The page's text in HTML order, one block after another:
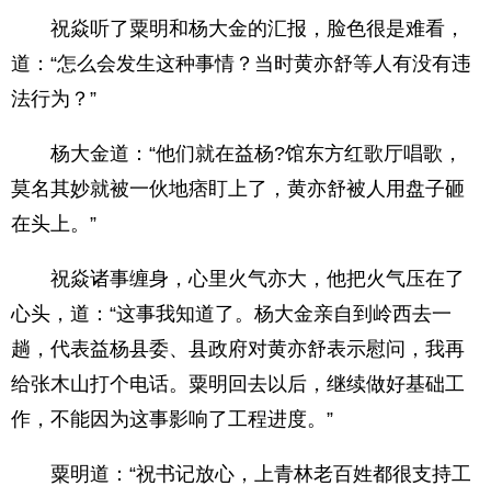
祝焱听了粟明和杨大金的汇报，脸色很是难看，
道：“怎么会发生这种事情？当时黄亦舒等人有没有违
法行为？”
杨大金道：“他们就在益杨?馆东方红歌厅唱歌，
莫名其妙就被一伙地痞盯上了，黄亦舒被人用盘子砸
在头上。”
祝焱诸事缠身，心里火气亦大，他把火气压在了
心头，道：“这事我知道了。杨大金亲自到岭西去一
趟，代表益杨县委、县政府对黄亦舒表示慰问，我再
给张木山打个电话。粟明回去以后，继续做好基础工
作，不能因为这事影响了工程进度。”
粟明道：“祝书记放心，上青林老百姓都很支持工